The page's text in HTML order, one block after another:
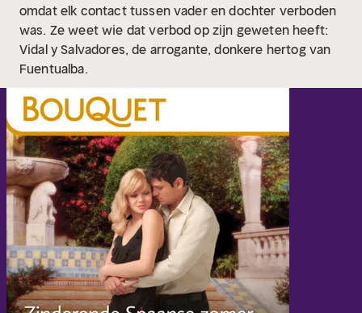
omdat elk contact tussen vader en dochter verboden
was. Ze weet wie dat verbod op zijn geweten heeft:
Vidal y Salvadores, de arrogante, donkere hertog van
Fuentualba.